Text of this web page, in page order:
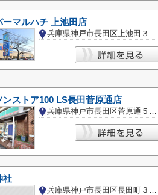
ーマルハチ 上池田店
兵庫県神戸市長田区上池田３丁目
ンストア100 LS長田菅原通店
兵庫県神戸市長田区菅原通５丁目
社
兵庫県神戸市長田区長田町３丁目